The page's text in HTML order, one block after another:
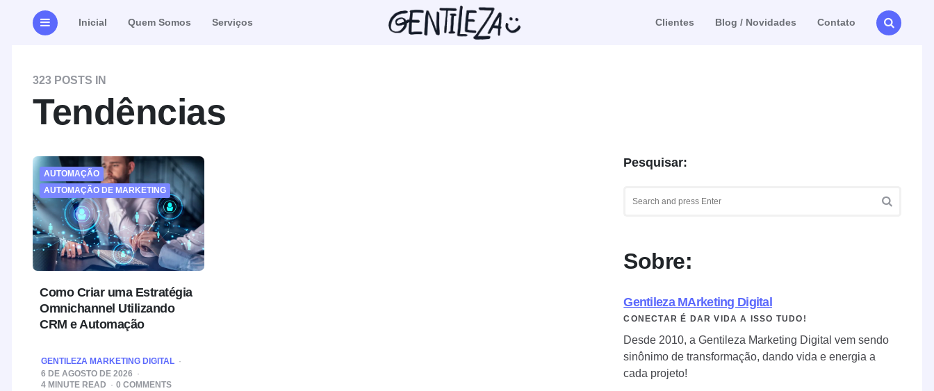
Inicial Quem Somos Serviços Clientes Blog / Novidades Contato
323 POSTS IN
Tendências
AUTOMAÇÃO
AUTOMAÇÃO DE MARKETING
Como Criar uma Estratégia
Omnichannel Utilizando
CRM e Automação
POSTED
GENTILEZA MARKETING DIGITAL
6 DE AGOSTO DE 2026
4 MINUTE READ 0 COMMENTS
Pesquisar:
for:
Sobre:
Gentileza MArketing Digital
CONECTAR É DAR VIDA A ISSO TUDO!
Desde 2010, a Gentileza Marketing Digital vem sendo
sinônimo de transformação, dando vida e energia a
cada projeto!